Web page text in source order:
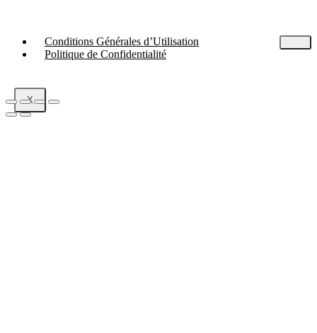
Conditions Générales d’Utilisation
Politique de Confidentialité
X